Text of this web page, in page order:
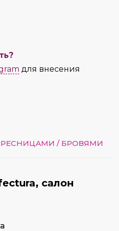
для внесения
РЕСНИЦАМИ / БРОВЯМИ
салон